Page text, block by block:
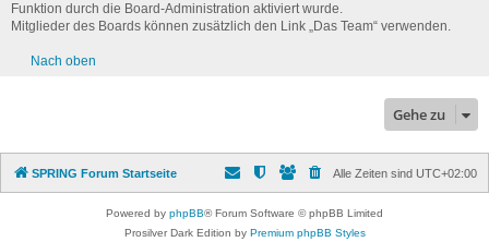
Funktion durch die Board-Administration aktiviert wurde.
Mitglieder des Boards können zusätzlich den Link „Das Team“ verwenden.
Nach oben
Gehe zu
SPRING Forum Startseite Alle Zeiten sind UTC+02:00
Powered by phpBB® Forum Software © phpBB Limited
Prosilver Dark Edition by Premium phpBB Styles